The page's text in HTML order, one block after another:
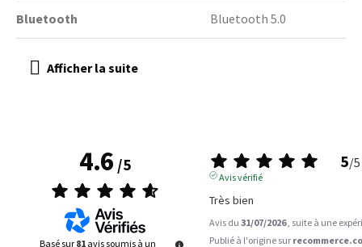
Bluetooth Bluetooth 5.0
4.6/5
Basé sur 81 avis soumis à un
5/5
Avis vérifié
Très bien
Avis du 31/07/2026 , suite à une
Publié à l'origine sur